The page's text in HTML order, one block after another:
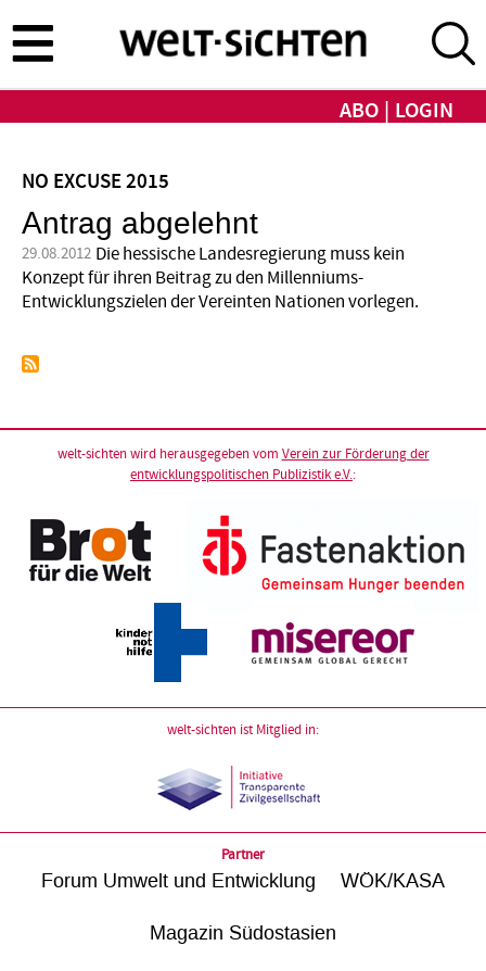
zum
Inhalt
ABO LOGIN
NO EXCUSE 2015
Antrag abgelehnt
29.08.2012 Die hessische Landesregierung muss kein
Konzept für ihren Beitrag zu den Millenniums-
Entwicklungszielen der Vereinten Nationen vorlegen.
welt-sichten wird herausgegeben vom Verein zur Förderung der
entwicklungspolitischen Publizistik e.V.:
welt-sichten ist Mitglied in:
Partner
Forum Umwelt und Entwicklung WÖK/KASA
Magazin Südostasien